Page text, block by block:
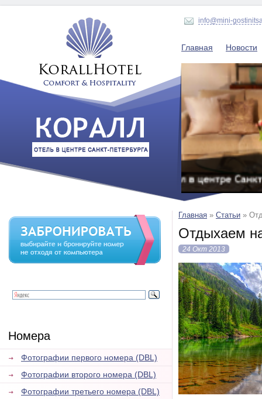
info@mini-
Главная Новости
Номера
Фотографии первого номера (DBL)
Фотографии второго номера (DBL)
Фотографии третьего номера (DBL)
Главная » Статьи »
Отдыхаем
24 Окт 2013